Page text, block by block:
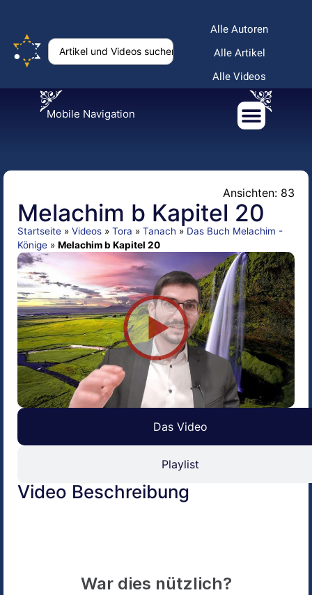
Alle Autoren
Alle Artikel
Alle Videos
Mobile Navigation
Ansichten: 83
Melachim b Kapitel 20
Startseite » Videos » Tora » Tanach » Das Buch Melachim -
Könige » Melachim b Kapitel 20
Das Video
Playlist
Video Beschreibung
War dies nützlich?